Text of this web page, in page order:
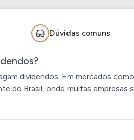
Dúvidas comuns
dividendos. Em mercados
do Brasil, onde muitas